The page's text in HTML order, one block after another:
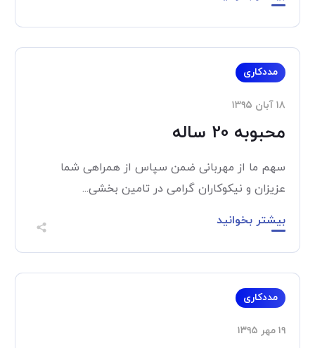
مددکاری
۱۸ آبان ۱۳۹۵
محبوبه 20 ساله
سهم ما از مهربانی ضمن سپاس از همراهی شما
عزیزان و نیکوکاران گرامی در تامین بخشی...
بیشتر بخوانید
مددکاری
۱۹ مهر ۱۳۹۵